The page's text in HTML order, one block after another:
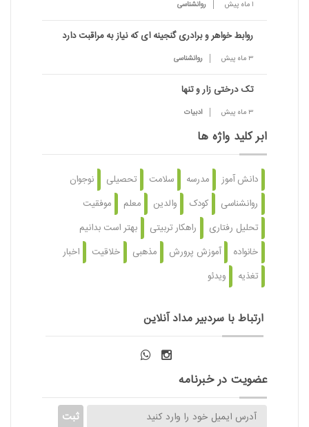
1 ماه پیش روانشناسی
روابط خواهر و برادری گنجینه ای که نیاز به مراقبت دارد
3 ماه پیش روانشناسی
تک درختی زار و تنها
3 ماه پیش ادبیات
ابر کلید واژه ها
دانش آموز مدرسه سلامت تحصیلی
نوجوان
روانشناسی
کودک والدین معلم
موفقیت
تحلیل رفتاری
راهکار تربیتی
بهتر است بدانیم
خانواده
آموزش پرورش مذهبی خلاقیت
اخبار
تغذیه
ویدئو
ارتباط با سردبیر مداد آنلاین
عضویت در خبرنامه